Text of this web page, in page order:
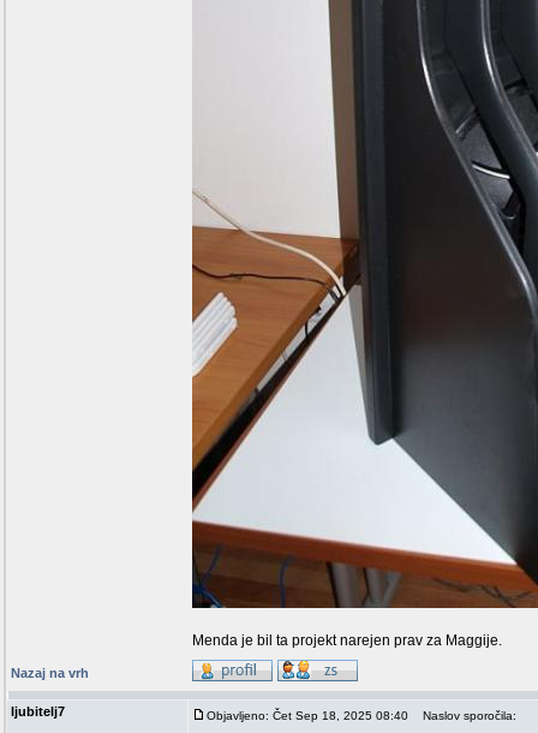
Menda je bil ta projekt narejen prav za Maggije.
Nazaj na vrh
ljubitelj7 Objavljeno: Čet Sep 18, 2025 08:40 Naslov sporočila: